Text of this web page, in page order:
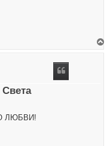
ЛЮБВИ!